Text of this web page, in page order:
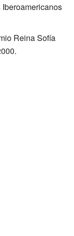
Reina Sofía